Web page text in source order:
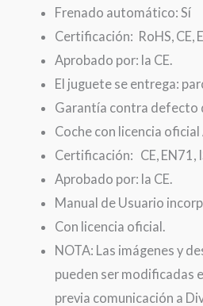
Frenado automático: Sí
Certificación: RoHS, CE,
Aprobado por: la CE.
El juguete se entrega:
Garantía contra defecto
Coche con licencia oficial
Certificación: CE, EN71,
Aprobado por: la CE.
Manual de Usuario
Con licencia oficial.
NOTA: Las imágenes y
pueden ser modificadas
previa comunicación a